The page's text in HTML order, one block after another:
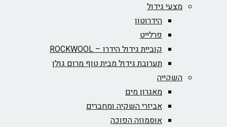
מצעי גידול
הידרוטון
פרלייט
קוביית גידול הידרו – ROCKWOOL‏
תערובת גידול מבית טוף מרום גולן
השקייה
מאגרון מים
אביזרי השקיה ומחברים
אוסמוזה הפוכה